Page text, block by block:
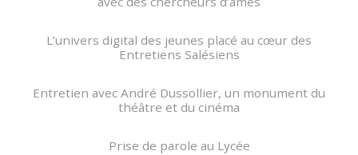
L’univers digital des jeunes placé au cœur des
Entretiens Salésiens
Entretien avec André Dussollier, un monument du
théâtre et du cinéma
Prise de parole au Lycée